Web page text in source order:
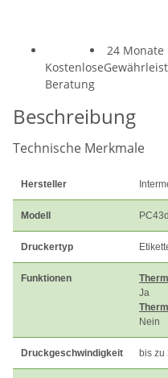
Kostenlose
Beratung
24 Monate
Beschreibung
Technische Merkmale
Hersteller
Modell PC43d
Druckertyp
Funktionen
Ja
Nein
Druckgeschwindigkeit bis zu